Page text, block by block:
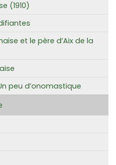
(1910)
et le père d’Aix de la
peu d’onomastique